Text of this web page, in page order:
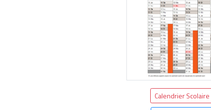
Calendrier Scolaire